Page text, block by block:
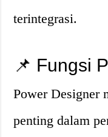
terintegrasi.
📌 Fungsi
Power Designer
penting dalam